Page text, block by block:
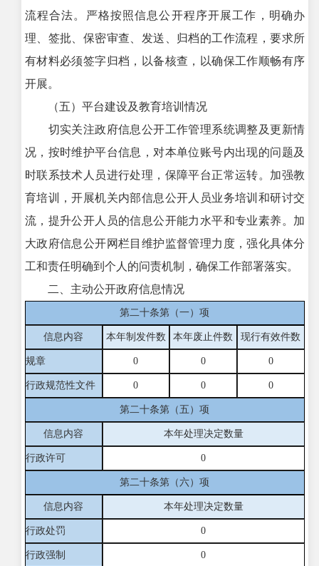
流程合法。严格按照信息公开程序开展工作，明确办
理、签批、保密审查、发送、归档的工作流程，要求所
有材料必须签字归档，以备核查，以确保工作顺畅有序
开展。
（五）平台建设及教育培训情况
切实关注政府信息公开工作管理系统调整及更新情
况，按时维护平台信息，对本单位账号内出现的问题及
时联系技术人员进行处理，保障平台正常运转。加强教
育培训，开展机关内部信息公开人员业务培训和研讨交
流，提升公开人员的信息公开能力水平和专业素养。加
大政府信息公开网栏目维护监督管理力度，强化具体分
工和责任明确到个人的问责机制，确保工作部署落实。
二、主动公开政府信息情况
第二十条第（一）项
信息内容 本年制发件数 本年废止件数 现行有效件数
规章 0 0 0
行政规范性文件 0 0 0
第二十条第（五）项
信息内容 本年处理决定数量
行政许可 0
第二十条第（六）项
信息内容 本年处理决定数量
行政处罚 0
行政强制 0